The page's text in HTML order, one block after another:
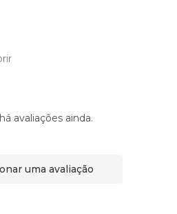
avaliações ainda.
uma avaliação